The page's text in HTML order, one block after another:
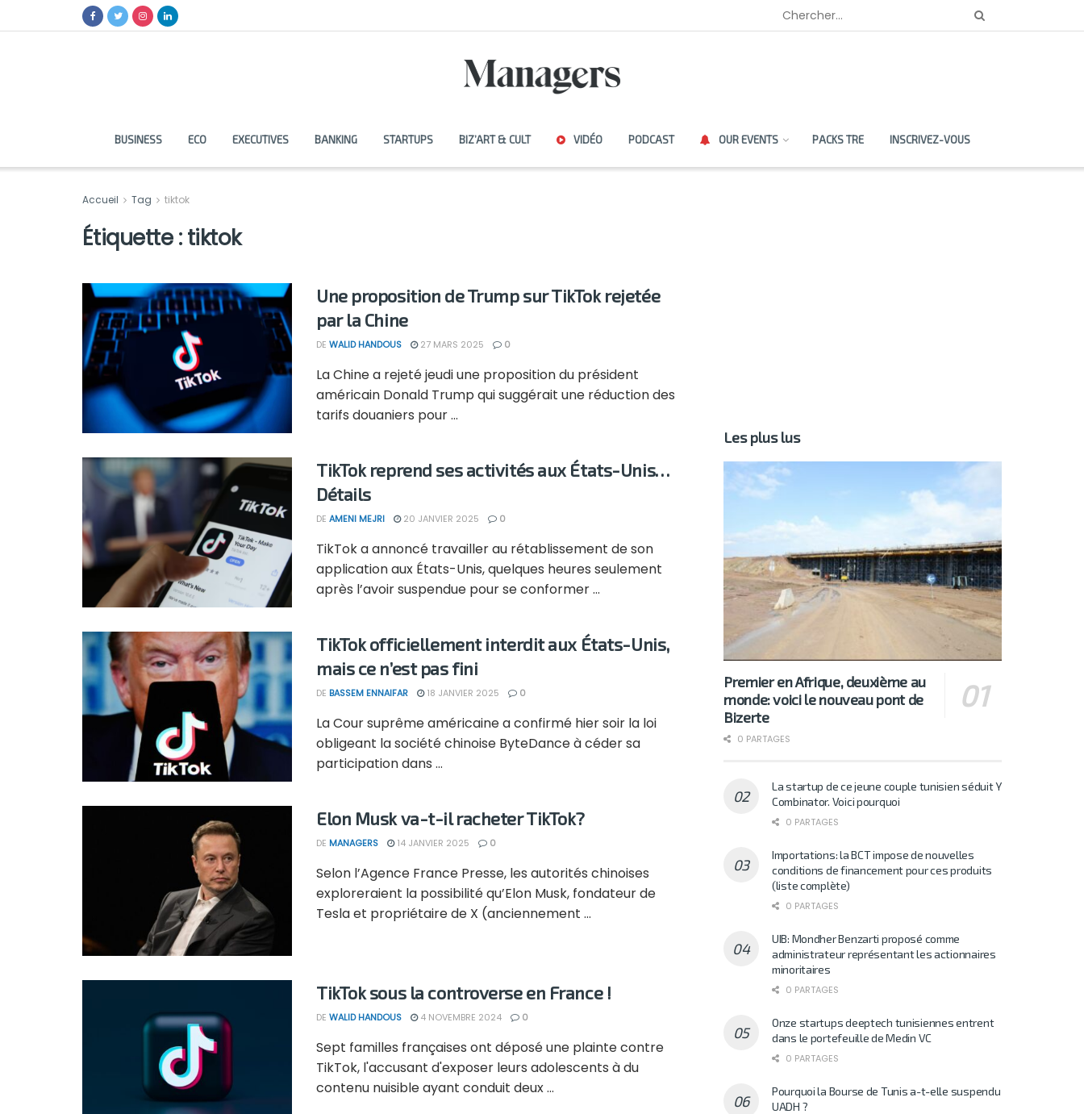
BUSINESS ECO EXECUTIVES BANKING STARTUPS BIZ’ART & CULT VIDÉO PODCAST OUR EVENTS PACKS TRE INSCRIVEZ-VOUS
Accueil Tag tiktok
Étiquette :tiktok
Une proposition de Trump sur TikTok rejetée
par la Chine
DE WALID HANDOUS 27 MARS 2025 0
La Chine a rejeté jeudi une proposition du président
américain Donald Trump qui suggérait une réduction des
tarifs douaniers pour ...
TikTok reprend ses activités aux États-Unis…
Détails
DE AMENI MEJRI 20 JANVIER 2025 0
TikTok a annoncé travailler au rétablissement de son
application aux États-Unis, quelques heures seulement
après l’avoir suspendue pour se conformer ...
TikTok officiellement interdit aux États-Unis,
mais ce n’est pas fini
DE BASSEM ENNAIFAR 18 JANVIER 2025 0
La Cour suprême américaine a confirmé hier soir la loi
obligeant la société chinoise ByteDance à céder sa
participation dans ...
Elon Musk va-t-il racheter TikTok?
DE MANAGERS 14 JANVIER 2025 0
Selon l’Agence France Presse, les autorités chinoises
exploreraient la possibilité qu’Elon Musk, fondateur de
Tesla et propriétaire de X (anciennement ...
TikTok sous la controverse en France !
DE WALID HANDOUS 4 NOVEMBRE 2024 0
Sept familles françaises ont déposé une plainte contre
TikTok, l'accusant d'exposer leurs adolescents à du
contenu nuisible ayant conduit deux ...
Les plus lus
Premier en Afrique, deuxième au
monde: voici le nouveau pont de
Bizerte
0 PARTAGES
La startup de ce jeune couple tunisien séduit Y
Combinator. Voici pourquoi
0 PARTAGES
Importations: la BCT impose de nouvelles
conditions de financement pour ces produits
(liste complète)
0 PARTAGES
UIB: Mondher Benzarti proposé comme
administrateur représentant les actionnaires
minoritaires
0 PARTAGES
Onze startups deeptech tunisiennes entrent
dans le portefeuille de Medin VC
0 PARTAGES
Pourquoi la Bourse de Tunis a-t-elle suspendu
UADH ?